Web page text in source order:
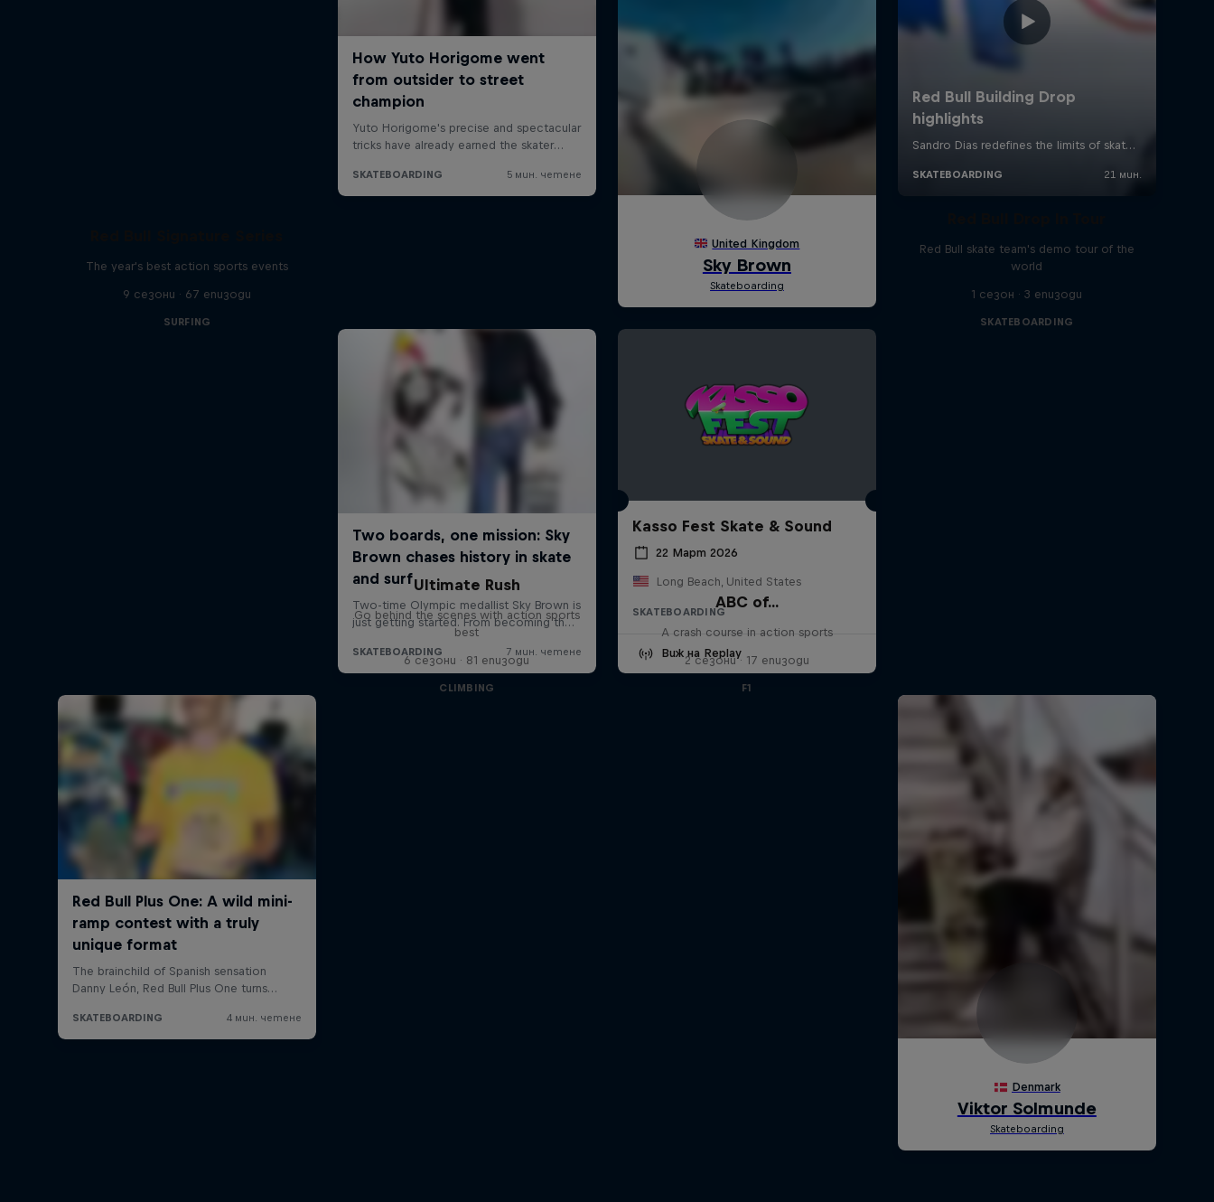
The year's best action sports events
9 сезони · 67 епизоди
SURFING
Kasso Fest Skate & Sound
22 Март 2026
Long Beach, United States
SKATEBOARDING
Виж на Replay
Red Bull skate team's demo tour of the
world
1 сезон · 3 епизоди
SKATEBOARDING
Ultimate Rush
Go behind the scenes with action sports
best
6 сезони · 81 епизоди
CLIMBING
ABC of...
A crash course in action sports
2 сезони · 17 епизоди
F1